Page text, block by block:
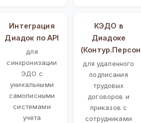
Интеграция
Диадок по API
для
синхронизации
ЭДО с
уникальными
самописными
системами
учета
КЭДО в
Диадоке
для удаленного
подписания
трудовых
договоров и
приказов с
сотрудниками